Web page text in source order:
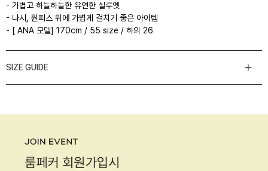
- 가볍고 하늘하늘한 유연한 실루엣
- 나시, 원피스 위에 가볍게 걸치기 좋은 아이템
- [ ANA 모델] 170cm / 55 size / 하의 26
SIZE GUIDE